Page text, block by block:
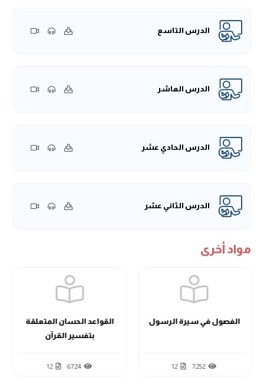
الدرس التاسع
الدرس العاشر
الدرس الحادي عشر
الدرس الثاني عشر
مواد أخرى
الفصول في سيرة الرسول
7252
12
القواعد الحسان المتعلقة
بتفسير القرآن
6724
12